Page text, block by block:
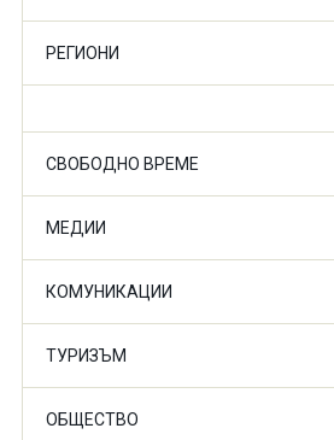
РЕГИОНИ
СВОБОДНО ВРЕМЕ
МЕДИИ
КОМУНИКАЦИИ
ТУРИЗЪМ
ОБЩЕСТВО